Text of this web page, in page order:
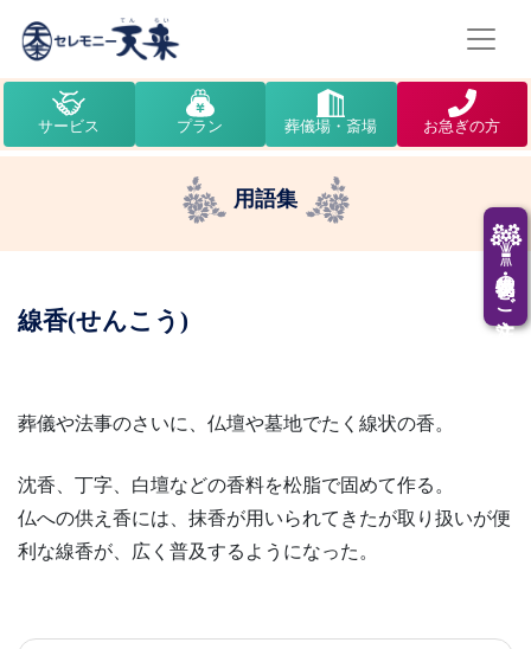
供花・供物のご注文
サービス プラン 葬儀場・斎場 お急ぎの方
用語集
線香(せんこう)
葬儀や法事のさいに、仏壇や墓地でたく線状の香。
沈香、丁字、白壇などの香料を松脂で固めて作る。
仏への供え香には、抹香が用いられてきたが取り扱いが便
利な線香が、広く普及するようになった。